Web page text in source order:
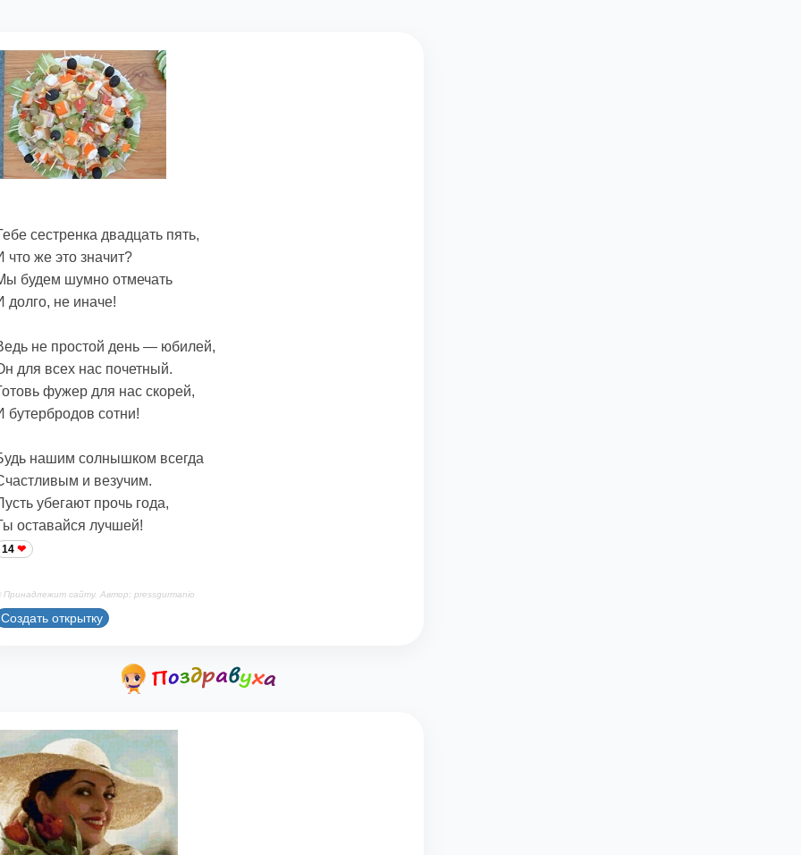
сестренка двадцать пять,
что же это значит?
будем шумно отмечать
долго, не иначе!
не простой день — юбилей,
для всех нас почетный.
фужер для нас скорей,
бутербродов сотни!
нашим солнышком всегда
и везучим.
убегают прочь года,
оставайся лучшей!
14
Принадлежит сайту. Автор: pressgurmanio
Создать открытку